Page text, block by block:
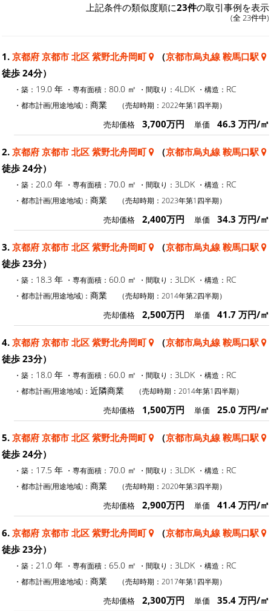
上記条件の類似度順に23件の取引事例を表示
(全 23件中)
1. 京都府 京都市 北区 紫野北舟岡町 （京都市烏丸線 鞍馬口駅
徒歩 24分）
・築： 19.0 年 ・専有面積： 80.0 ㎡ ・間取り： 4LDK ・構造： RC
・都市計画(用途地域)： 商業 （売却時期：2022年第1四半期）
売却価格 3,700万円 単価 46.3 万円/㎡
2. 京都府 京都市 北区 紫野北舟岡町 （京都市烏丸線 鞍馬口駅
徒歩 24分）
・築： 20.0 年 ・専有面積： 70.0 ㎡ ・間取り： 3LDK ・構造： RC
・都市計画(用途地域)： 商業 （売却時期：2023年第1四半期）
売却価格 2,400万円 単価 34.3 万円/㎡
3. 京都府 京都市 北区 紫野北舟岡町 （京都市烏丸線 鞍馬口駅
徒歩 23分）
・築： 18.3 年 ・専有面積： 60.0 ㎡ ・間取り： 3LDK ・構造： RC
・都市計画(用途地域)： 商業 （売却時期：2014年第2四半期）
売却価格 2,500万円 単価 41.7 万円/㎡
4. 京都府 京都市 北区 紫野北舟岡町 （京都市烏丸線 鞍馬口駅
徒歩 23分）
・築： 18.0 年 ・専有面積： 60.0 ㎡ ・間取り： 3LDK ・構造： RC
・都市計画(用途地域)： 近隣商業 （売却時期：2014年第1四半期）
売却価格 1,500万円 単価 25.0 万円/㎡
5. 京都府 京都市 北区 紫野北舟岡町 （京都市烏丸線 鞍馬口駅
徒歩 24分）
・築： 17.5 年 ・専有面積： 70.0 ㎡ ・間取り： 3LDK ・構造： RC
・都市計画(用途地域)： 商業 （売却時期：2020年第3四半期）
売却価格 2,900万円 単価 41.4 万円/㎡
6. 京都府 京都市 北区 紫野北舟岡町 （京都市烏丸線 鞍馬口駅
徒歩 23分）
・築： 21.0 年 ・専有面積： 65.0 ㎡ ・間取り： 3LDK ・構造： RC
・都市計画(用途地域)： 商業 （売却時期：2017年第1四半期）
売却価格 2,300万円 単価 35.4 万円/㎡